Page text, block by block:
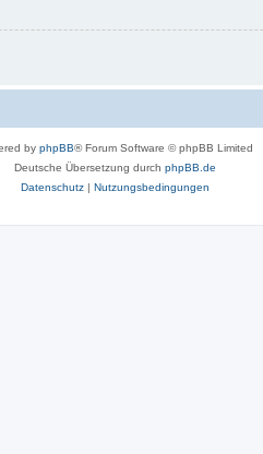
by phpBB® Forum Software © phpBB Limited
Deutsche Übersetzung durch phpBB.de
Datenschutz| Nutzungsbedingungen